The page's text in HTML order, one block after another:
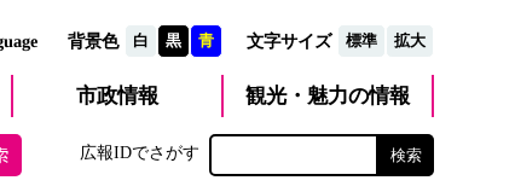
背景色 白 黒 青 文字サイズ 標準 拡大
市政情報 観光・魅力の情報
広報IDでさがす